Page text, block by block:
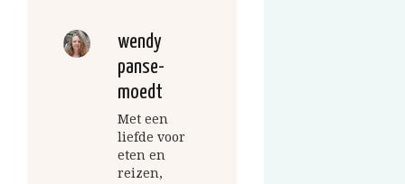
wendy
panse-
moedt
Met een
liefde voor
eten en
reizen,